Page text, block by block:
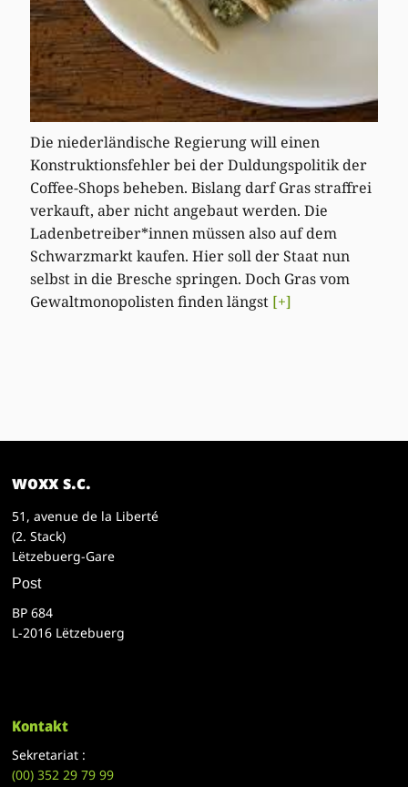
Die niederländische Regierung will einen
Konstruktionsfehler bei der Duldungspolitik der
Coffee-Shops beheben. Bislang darf Gras straffrei
verkauft, aber nicht angebaut werden. Die
Ladenbetreiber*innen müssen also auf dem
Schwarzmarkt kaufen. Hier soll der Staat nun
selbst in die Bresche springen. Doch Gras vom
Gewaltmonopolisten finden längst [+]
woxx s.c.
51, avenue de la Liberté
(2. Stack)
Lëtzebuerg-Gare
Post
BP 684
L-2016 Lëtzebuerg
Kontakt
Sekretariat :
(00)352 29 79 99